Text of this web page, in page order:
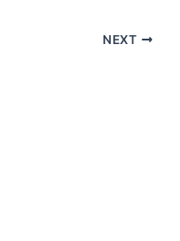
NEXT